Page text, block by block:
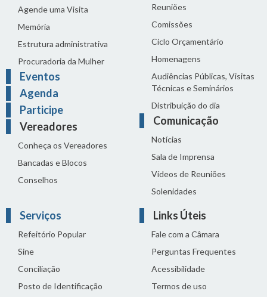
Agende uma Visita
Memória
Estrutura administrativa
Procuradoria da Mulher
Eventos
Agenda
Participe
Vereadores
Conheça os Vereadores
Bancadas e Blocos
Conselhos
Reuniões
Comissões
Ciclo Orçamentário
Homenagens
Audiências Públicas, Visitas
Técnicas e Seminários
Distribuição do dia
Comunicação
Notícias
Sala de Imprensa
Vídeos de Reuniões
Solenidades
Serviços
Refeitório Popular
Sine
Conciliação
Posto de Identificação
Links Úteis
Fale com a Câmara
Perguntas Frequentes
Acessibilidade
Termos de uso